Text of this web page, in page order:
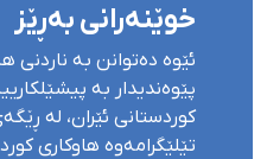
خوێنەرانی بەڕێز
ئێوە دەتوانن بە ناردنی
پێوەندیدار بە
کوردستانی ئێران، لە
تێلێگرامەوە هاوکاری